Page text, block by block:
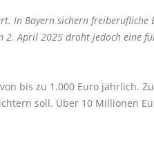
In Bayern sichern freiberufliche
April 2025 droht jedoch eine
bis zu 1.000 Euro jährlich.
soll. Über 10 Millionen